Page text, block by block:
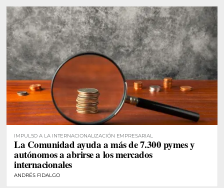
IMPULSO A LA INTERNACIONALIZACIÓN EMPRESARIAL
La Comunidad ayuda a más de 7.300 pymes y
autónomos a abrirse a los mercados
internacionales
ANDRÉS FIDALGO